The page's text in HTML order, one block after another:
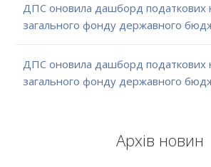
ДПС оновила дашборд податкових
загального фонду державного
ДПС оновила дашборд податкових
загального фонду державного
Архів новин